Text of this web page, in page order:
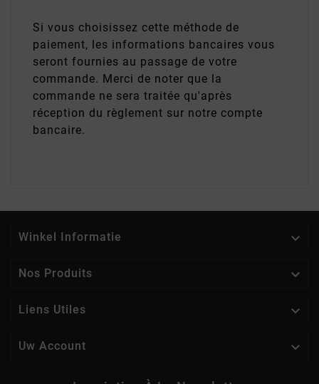
Si vous choisissez cette méthode de
paiement, les informations bancaires vous
seront fournies au passage de votre
commande. Merci de noter que la
commande ne sera traitée qu'après
réception du règlement sur notre compte
bancaire.
Winkel Informatie 
Nos Produits 
Liens Utiles 
Uw Account 